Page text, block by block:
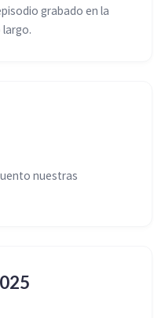
grabado en la
largo.
nuestras